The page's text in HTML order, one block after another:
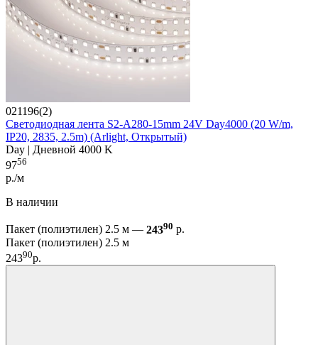
021196(2)
Светодиодная лента S2-A280-15mm 24V Day4000 (20 W/m,
IP20, 2835, 2.5m) (Arlight, Открытый)
Day | Дневной 4000 K
9756
р./м
В наличии
Пакет (полиэтилен) 2.5 м — 24390 р.
Пакет (полиэтилен) 2.5 м
24390р.